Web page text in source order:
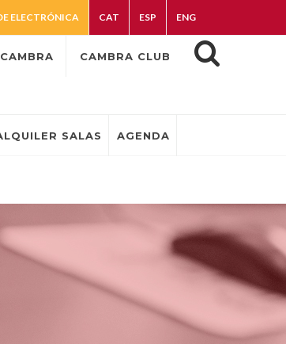
ELECTRÓNICA CAT ESP ENG
CAMBRA CLUB
SALAS AGENDA